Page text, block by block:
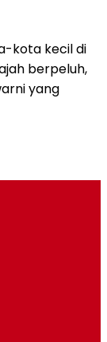
kota kecil di
berpeluh,
yang